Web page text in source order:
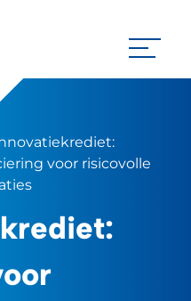
voor risicovolle